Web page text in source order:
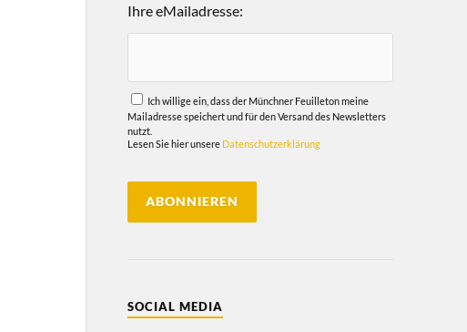
Ihre eMailadresse:
Ich willige ein, dass der Münchner Feuilleton meine
Mailadresse speichert und für den Versand des Newsletters
nutzt.
Lesen Sie hier unsere Datenschutzerklärung
SOCIAL MEDIA